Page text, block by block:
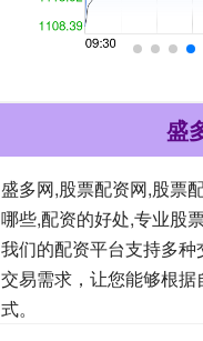
盛
盛多网,股票配资网,股票
哪些,配资的好处,专业股
我们的配资平台支持多
交易需求，让您能够根
式。